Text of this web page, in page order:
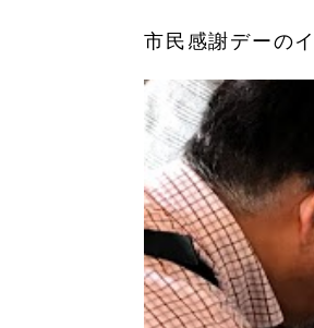
市民感謝デーの